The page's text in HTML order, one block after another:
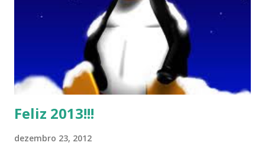
Feliz 2013!!!
dezembro 23, 2012